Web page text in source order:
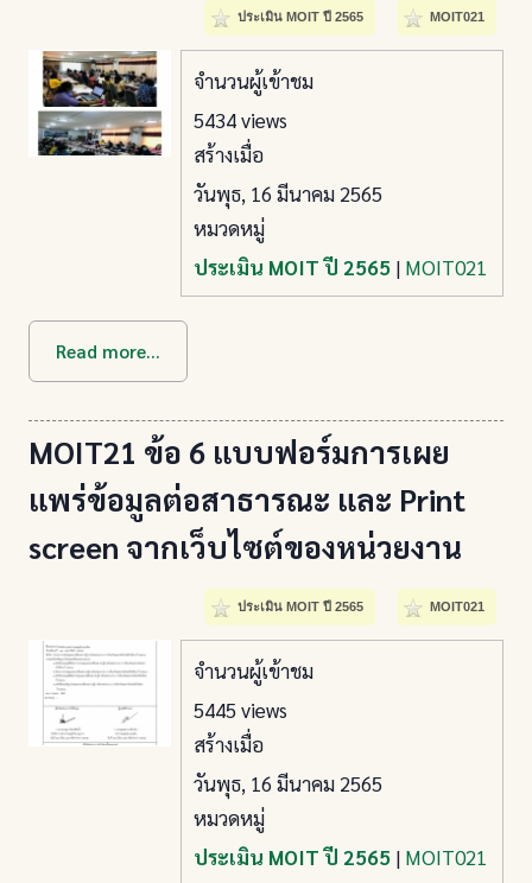
MOIT021
ประเมิน MOIT ปี 2565
จำนวนผู้เข้าชม
5434 views
สร้างเมื่อ
วันพุธ, 16 มีนาคม 2565
หมวดหมู่
ประเมิน MOIT ปี 2565 | MOIT021
Read more...
MOIT21 ข้อ 6 แบบฟอร์มการเผย
แพร่ข้อมูลต่อสาธารณะ และ Print
screen จากเว็บไซต์ของหน่วยงาน
MOIT021
ประเมิน MOIT ปี 2565
จำนวนผู้เข้าชม
5445 views
สร้างเมื่อ
วันพุธ, 16 มีนาคม 2565
หมวดหมู่
ประเมิน MOIT ปี 2565 | MOIT021